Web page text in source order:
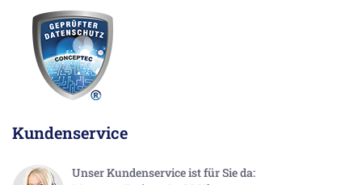
Kundenservice
Unser Kundenservice ist für Sie da: